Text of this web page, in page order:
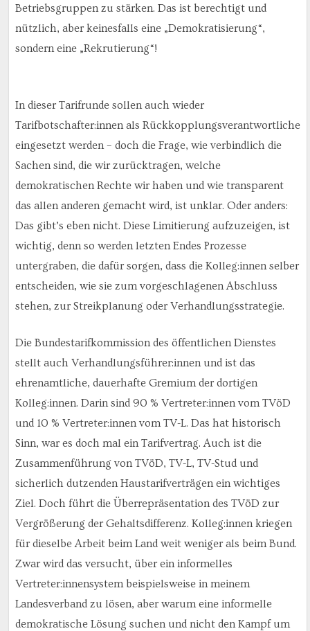
Betriebsgruppen zu stärken. Das ist berechtigt und
nützlich, aber keinesfalls eine „Demokratisierung“,
sondern eine „Rekrutierung“!
In dieser Tarifrunde sollen auch wieder
Tarifbotschafter:innen als Rückkopplungsverantwortliche
eingesetzt werden – doch die Frage, wie verbindlich die
Sachen sind, die wir zurücktragen, welche
demokratischen Rechte wir haben und wie transparent
das allen anderen gemacht wird, ist unklar. Oder anders:
Das gibt’s eben nicht. Diese Limitierung aufzuzeigen, ist
wichtig, denn so werden letzten Endes Prozesse
untergraben, die dafür sorgen, dass die Kolleg:innen selber
entscheiden, wie sie zum vorgeschlagenen Abschluss
stehen, zur Streikplanung oder Verhandlungsstrategie.
Die Bundestarifkommission des öffentlichen Dienstes
stellt auch Verhandlungsführer:innen und ist das
ehrenamtliche, dauerhafte Gremium der dortigen
Kolleg:innen. Darin sind 90 % Vertreter:innen vom TVöD
und 10 % Vertreter:innen vom TV-L. Das hat historisch
Sinn, war es doch mal ein Tarifvertrag. Auch ist die
Zusammenführung von TVöD, TV-L, TV-Stud und
sicherlich dutzenden Haustarifverträgen ein wichtiges
Ziel. Doch führt die Überrepräsentation des TVöD zur
Vergrößerung der Gehaltsdifferenz. Kolleg:innen kriegen
für dieselbe Arbeit beim Land weit weniger als beim Bund.
Zwar wird das versucht, über ein informelles
Vertreter:innensystem beispielsweise in meinem
Landesverband zu lösen, aber warum eine informelle
demokratische Lösung suchen und nicht den Kampf um